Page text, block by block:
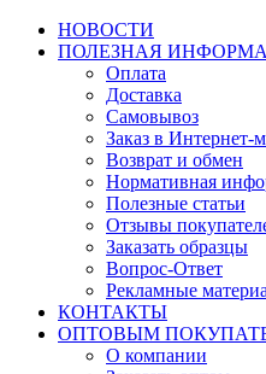
НОВОСТИ
ПОЛЕЗНАЯ
Оплата
Доставка
Самовывоз
Заказ в Интернет-
Возврат и обмен
Нормативная
Полезные статьи
Отзывы
Заказать образцы
Вопрос-Ответ
Рекламные
КОНТАКТЫ
ОПТОВЫМ
О компании